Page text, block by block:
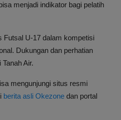
menjadi indikator bagi pelatih
Futsal U-17 dalam kompetisi
Dukungan dan perhatian
Air.
mengunjungi situs resmi
berita asli Okezone dan portal